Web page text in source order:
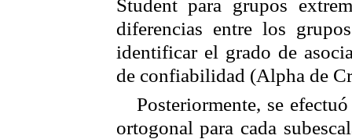
Studentpara grupos
diferencias entre los
identificar el grado de
de confiabilidad (Alpha de
Posteriormente, se
ortogonal para cada